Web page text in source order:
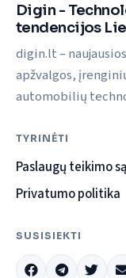
Digin -
tendencijos
digin.lt –
apžvalgos,
automobilių
TYRINĖTI
Paslaugų teikimo
Privatumo politika
SUSISIEKTI